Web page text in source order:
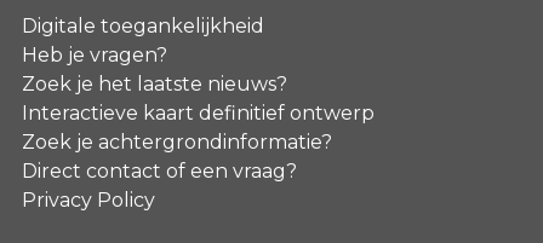
Digitale toegankelijkheid
Heb je vragen?
Zoek je het laatste nieuws?
Interactieve kaart definitief ontwerp
Zoek je achtergrondinformatie?
Direct contact of een vraag?
Privacy Policy